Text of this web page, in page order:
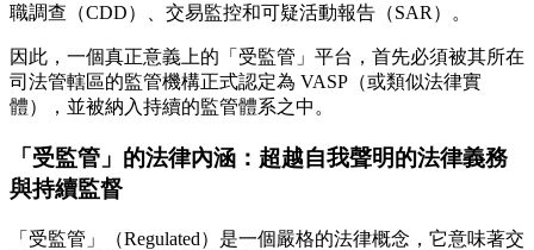
職調查（CDD）、交易監控和可疑活動報告（SAR）。
因此，一個真正意義上的「受監管」平台，首先必須被其所在
司法管轄區的監管機構正式認定為 VASP（或類似法律實
體），並被納入持續的監管體系之中。
「受監管」的法律內涵：超越自我聲明的法律義務
與持續監督
「受監管」（Regulated）是一個嚴格的法律概念，它意味著交